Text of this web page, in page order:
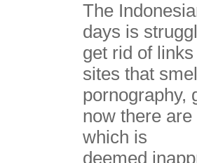
The
days is
get rid of
sites that
pornography,
now there
which is
deemed